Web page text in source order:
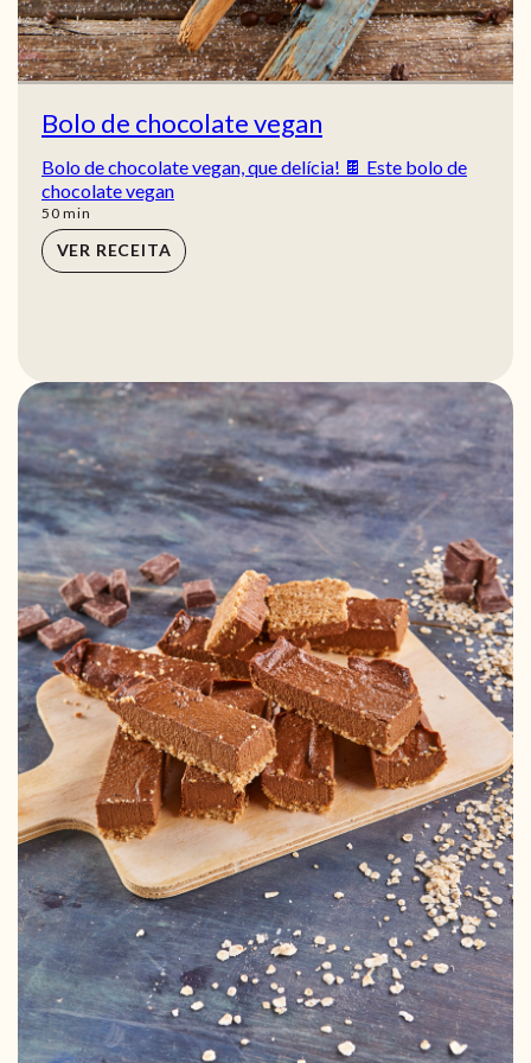
Bolo de chocolate vegan
Bolo de chocolate vegan, que delícia! 🍫 Este bolo de
chocolate vegan
50min
min
VER RECEITA